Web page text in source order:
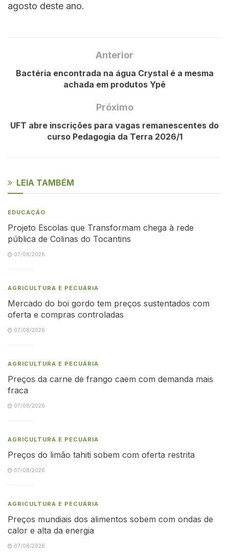
agosto deste ano.
Anterior
Bactéria encontrada na água Crystal é a mesma
achada em produtos Ypê
Próximo
UFT abre inscrições para vagas remanescentes do
curso Pedagogia da Terra 2026/1
LEIA TAMBÉM
EDUCAÇÃO
Projeto Escolas que Transformam chega à rede
pública de Colinas do Tocantins
07/08/2026
AGRICULTURA E PECUÁRIA
Mercado do boi gordo tem preços sustentados com
oferta e compras controladas
07/08/2026
AGRICULTURA E PECUÁRIA
Preços da carne de frango caem com demanda mais
fraca
07/08/2026
AGRICULTURA E PECUÁRIA
Preços do limão tahiti sobem com oferta restrita
07/08/2026
AGRICULTURA E PECUÁRIA
Preços mundiais dos alimentos sobem com ondas de
calor e alta da energia
07/08/2026